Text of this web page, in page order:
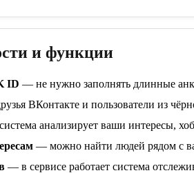
и функции
ID — не нужно заполнять длинные
ВКонтакте и пользователи из
анализирует ваши интересы,
— можно найти людей рядом с
— в сервисе работает система